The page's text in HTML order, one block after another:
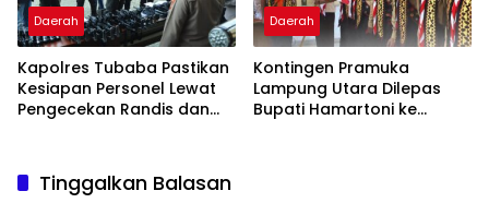
Daerah
Kapolres Tubaba Pastikan
Kesiapan Personel Lewat
Pengecekan Randis dan
Daerah
Kontingen Pramuka
Lampung Utara Dilepas
Bupati Hamartoni ke
Tinggalkan Balasan